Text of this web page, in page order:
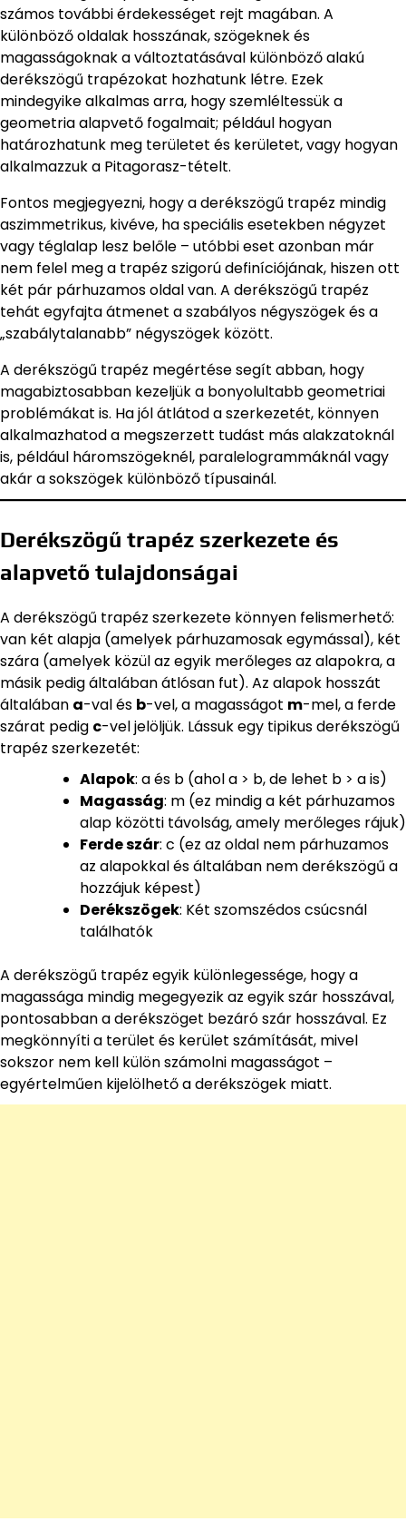
számos további érdekességet rejt magában. A
különböző oldalak hosszának, szögeknek és
magasságoknak a változtatásával különböző alakú
derékszögű trapézokat hozhatunk létre. Ezek
mindegyike alkalmas arra, hogy szemléltessük a
geometria alapvető fogalmait; például hogyan
határozhatunk meg területet és kerületet, vagy hogyan
alkalmazzuk a Pitagorasz-tételt.
Fontos megjegyezni, hogy a derékszögű trapéz mindig
aszimmetrikus, kivéve, ha speciális esetekben négyzet
vagy téglalap lesz belőle – utóbbi eset azonban már
nem felel meg a trapéz szigorú definíciójának, hiszen ott
két pár párhuzamos oldal van. A derékszögű trapéz
tehát egyfajta átmenet a szabályos négyszögek és a
„szabálytalanabb” négyszögek között.
A derékszögű trapéz megértése segít abban, hogy
magabiztosabban kezeljük a bonyolultabb geometriai
problémákat is. Ha jól átlátod a szerkezetét, könnyen
alkalmazhatod a megszerzett tudást más alakzatoknál
is, például háromszögeknél, paralelogrammáknál vagy
akár a sokszögek különböző típusainál.
Derékszögű trapéz szerkezete és
alapvető tulajdonságai
A derékszögű trapéz szerkezete könnyen felismerhető:
van két alapja (amelyek párhuzamosak egymással), két
szára (amelyek közül az egyik merőleges az alapokra, a
másik pedig általában átlósan fut). Az alapok hosszát
általában a-val és b-vel, a magasságot m-mel, a ferde
szárat pedig c-vel jelöljük. Lássuk egy tipikus derékszögű
trapéz szerkezetét:
Alapok: a és b (ahol a > b, de lehet b > a is)
Magasság: m (ez mindig a két párhuzamos
alap közötti távolság, amely merőleges rájuk)
Ferde szár: c (ez az oldal nem párhuzamos
az alapokkal és általában nem derékszögű a
hozzájuk képest)
Derékszögek: Két szomszédos csúcsnál
találhatók
A derékszögű trapéz egyik különlegessége, hogy a
magassága mindig megegyezik az egyik szár hosszával,
pontosabban a derékszöget bezáró szár hosszával. Ez
megkönnyíti a terület és kerület számítását, mivel
sokszor nem kell külön számolni magasságot –
egyértelműen kijelölhető a derékszögek miatt.